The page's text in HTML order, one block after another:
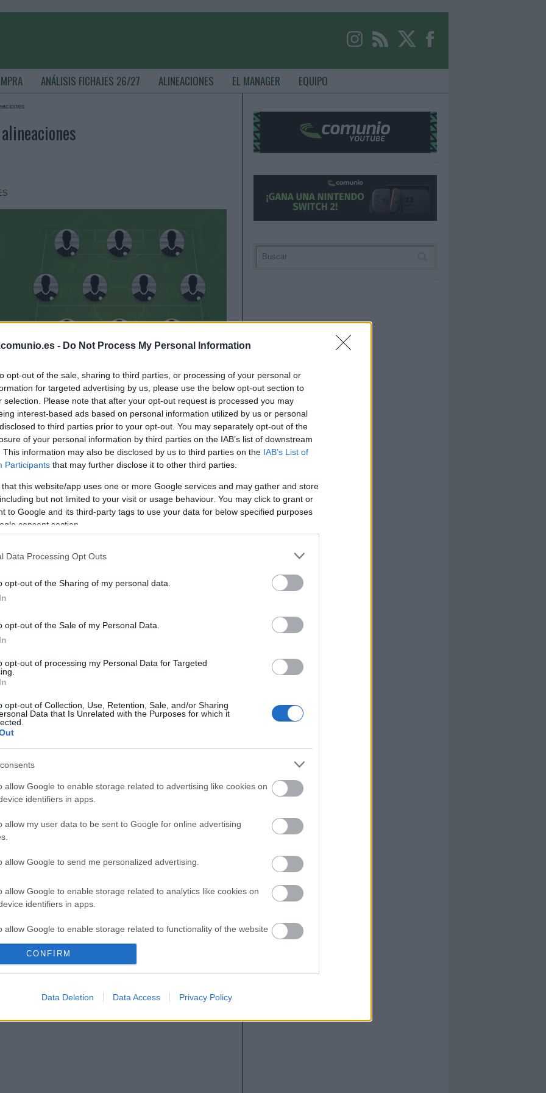
- Do Not Process My Personal Information
opt-out of the sale, sharing to third parties, or processing of your personal or
for targeted advertising by us, please use the below opt-out section to
selection. Please note that after your opt-out request is processed you may
interest-based ads based on personal information utilized by us or personal
to third parties prior to your opt-out. You may separately opt-out of the
of your personal information by third parties on the IAB’s list of downstream
This information may also be disclosed by us to third parties on the IAB’s List of
Participants that may further disclose it to other third parties.
that this website/app uses one or more Google services and may gather and store
but not limited to your visit or usage behaviour. You may click to grant or
to Google and its third-party tags to use your data for below specified purposes
consent section.
Data Processing Opt Outs
opt-out of the Sharing of my personal data.
opt-out of the Sale of my Personal Data.
opt-out of processing my Personal Data for Targeted
opt-out of Collection, Use, Retention, Sale, and/or Sharing
Data that Is Unrelated with the Purposes for which it
allow Google to enable storage related to advertising like cookies on
identifiers in apps.
allow my user data to be sent to Google for online advertising
allow Google to send me personalized advertising.
allow Google to enable storage related to analytics like cookies on
identifiers in apps.
allow Google to enable storage related to functionality of the website
allow Google to enable storage related to personalization.
allow Google to enable storage related to security, including
CONFIRM
Data Deletion Data Access Privacy Policy
ANÁLISIS FICHAJES 26/27 ALINEACIONES EL MANAGER EQUIPO
21 comienza el viernes 11 de diciembre.
alineación saldrá el Alavés? A continuación,
Siovas, Pulido, Javi Galán – Mosquera, Mikel
Okazaki.
empate en Granada, Michel podría introducir
jornada, entrará por Sandro, baja de última
tras la jornada 12
jugadores han dado muchos puntos en la jornada
para seguir puntuando bien o por una
de su valor de mercado.
Laguardia, Rodrigo Ely, Duarte – Édgar Méndez,
Battaglia (sancionado), Manu García (COVID-19),
varias bajas en la posición de mediocentro por
titular Édgar en banda derecha. Tampoco se
y jugar con tres defensas.